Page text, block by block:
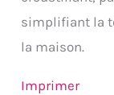
simplifiant la
la maison.
Imprimer